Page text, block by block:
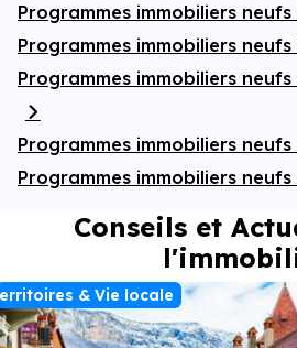
Programmes immobiliers neufs
Programmes immobiliers neufs
Programmes immobiliers
Programmes immobiliers neufs
Programmes immobiliers
Conseils et
& Vie locale